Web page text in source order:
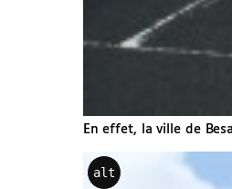
En effet, la ville de
alt